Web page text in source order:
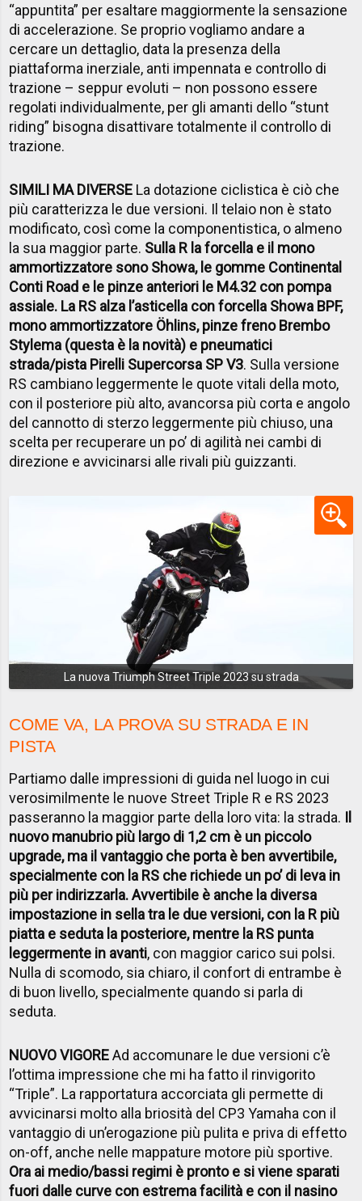
“appuntita” per esaltare maggiormente la sensazione
di accelerazione. Se proprio vogliamo andare a
cercare un dettaglio, data la presenza della
piattaforma inerziale, anti impennata e controllo di
trazione – seppur evoluti – non possono essere
regolati individualmente, per gli amanti dello “stunt
riding” bisogna disattivare totalmente il controllo di
trazione.
SIMILI MA DIVERSE La dotazione ciclistica è ciò che
più caratterizza le due versioni. Il telaio non è stato
modificato, così come la componentistica, o almeno
la sua maggior parte. Sulla R la forcella e il mono
ammortizzatore sono Showa, le gomme Continental
Conti Road e le pinze anteriori le M4.32 con pompa
assiale. La RS alza l’asticella con forcella Showa BPF,
mono ammortizzatore Öhlins, pinze freno Brembo
Stylema (questa è la novità) e pneumatici
strada/pista Pirelli Supercorsa SP V3. Sulla versione
RS cambiano leggermente le quote vitali della moto,
con il posteriore più alto, avancorsa più corta e angolo
del cannotto di sterzo leggermente più chiuso, una
scelta per recuperare un po’ di agilità nei cambi di
direzione e avvicinarsi alle rivali più guizzanti.
La nuova Triumph Street Triple 2023 su strada
COME VA, LA PROVA SU STRADA E IN
PISTA
Partiamo dalle impressioni di guida nel luogo in cui
verosimilmente le nuove Street Triple R e RS 2023
passeranno la maggior parte della loro vita: la strada. Il
nuovo manubrio più largo di 1,2 cm è un piccolo
upgrade, ma il vantaggio che porta è ben avvertibile,
specialmente con la RS che richiede un po’ di leva in
più per indirizzarla. Avvertibile è anche la diversa
impostazione in sella tra le due versioni, con la R più
piatta e seduta la posteriore, mentre la RS punta
leggermente in avanti, con maggior carico sui polsi.
Nulla di scomodo, sia chiaro, il confort di entrambe è
di buon livello, specialmente quando si parla di
seduta.
NUOVO VIGOREAd accomunare le due versioni c’è
l’ottima impressione che mi ha fatto il rinvigorito
“Triple”. La rapportatura accorciata gli permette di
avvicinarsi molto alla briosità del CP3 Yamaha con il
vantaggio di un’erogazione più pulita e priva di effetto
on-off, anche nelle mappature motore più sportive.
Ora ai medio/bassi regimi è pronto e si viene sparati
fuori dalle curve con estrema facilità e con il nasino